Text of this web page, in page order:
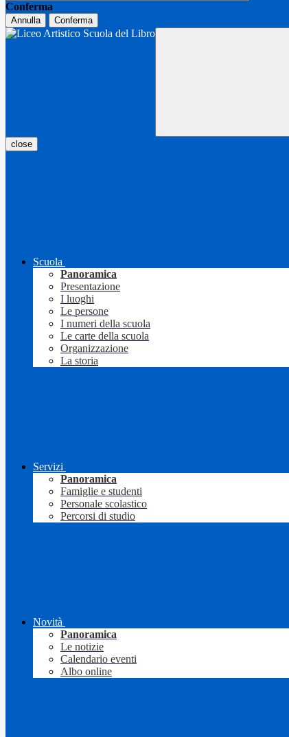
Conferma
Annulla Conferma
close
Scuola
Panoramica
Presentazione
I luoghi
Le persone
I numeri della scuola
Le carte della scuola
Organizzazione
La storia
Servizi
Panoramica
Famiglie e studenti
Personale scolastico
Percorsi di studio
Novità
Panoramica
Le notizie
Calendario eventi
Albo online